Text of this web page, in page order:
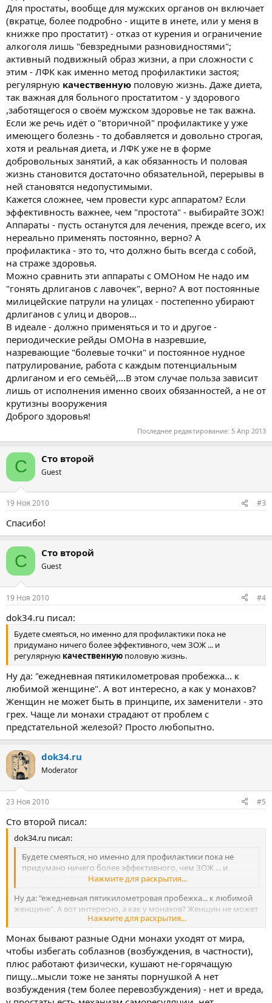
Для простаты, вообще для мужских органов он включает
(вкратце, более подробно - ищите в инете, или у меня в
книжке про простатит) - отказ от курения и ограничение
алкоголя лишь "бевзредными разновидностями";
активный подвижный образ жизни, а при сложности с
этим - ЛФК как именно метод профилактики застоя;
регулярную качественную половую жизнь. Даже диета,
так важная для больного простатитом - у здорового
,заботящегося о своём мужском здоровье не так важна.
Если же речь идёт о "вторичной" профилактике у уже
имеющего болезнь - то добавляется и довольно строгая,
хотя и реальная диета, и ЛФК уже не в форме
добровольных занятий, а как обязанность И половая
жизнь становится достаточно обязательной, перерывы в
ней становятся недопустимыми.
Кажется сложнее, чем провести курс аппаратом? Если
эффективность важнее, чем "простота" - выбирайте ЗОЖ!
Аппараты - пусть останутся для лечения, прежде всего, их
нереально применять постоянно, верно? А
профилактика - это то, что должно быть всегда с собой,
на страже здоровья.
Можно сравнить эти аппараты с ОМОНом Не надо им
"гонять дрлиганов с лавочек", верно? А вот постоянные
милицейские патрули на улицах - постепенно убирают
дрлиганов с улиц и дворов...
В идеале - должно применяться и то и другое -
периодические рейды ОМОНа в назревшие,
назревающие "болевые точки" и постоянное нудное
патрулирование, работа с каждым потенциальным
дрлиганом и его семьёй,...В этом случае польза зависит
лишь от исполнения именно своих обязанностей, а не от
крутизны вооружения
Доброго здоровья!
Последнее редактирование: 5 Апр 2013
С Сто второй
Guest
19 Ноя 2010 #3
Спасибо!
С Сто второй
Guest
19 Ноя 2010 #4
dok34.ru писал:
Будете смеяться, но именно для профилактики пока не
придумано ничего более эффективного, чем ЗОЖ ... и
регулярную качественную половую жизнь.
Ну да: "ежедневная пятикилометровая пробежка... к
любимой женщине". А вот интересно, а как у монахов?
Женщин не может быть в принципе, их заменители - это
грех. Чаще ли монахи страдают от проблем с
предстательной железой? Просто любопытно.
dok34.ru
Moderator
23 Ноя 2010 #5
Сто второй писал:
dok34.ru писал:
Будете смеяться, но именно для профилактики пока не
придумано ничего более эффективного, чем ЗОЖ ... и
качественнуюполовую жизнь.
Нажмите для раскрытия...
Ну да: "ежедневная пятикилометровая пробежка... к любимой
женщине". А вот интересно, а как у монахов? Женщин не может
быть в принципе, их заменители - это грех. Чаще ли монахи
страдают от проблем с предстательной железой? Просто
любопытно.
Нажмите для раскрытия...
Монах бывают разные Одни монахи уходят от мира,
чтобы избегать соблазнов (возбуждения, в частности),
плюс работают физически, кушают не-горячащую
пищу...мысли тоже не заняты порнушкой А нет
возбуждения (тем более перевозбуждения) - нет и вреда,